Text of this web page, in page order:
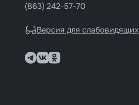
(863) 242-57-70
Версия для слабовидящих